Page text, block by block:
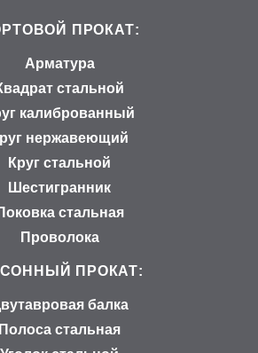
ПРОКАТ:
Арматура
стальной
калиброванный
нержавеющий
Круг стальной
Шестигранник
стальная
Проволока
ПРОКАТ:
балка
Полоса стальная